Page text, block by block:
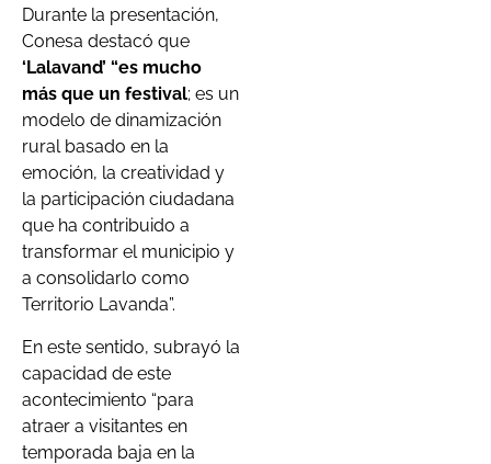
Durante la presentación,
Conesa destacó que
‘Lalavand’ “es mucho
más que un festival; es un
modelo de dinamización
rural basado en la
emoción, la creatividad y
la participación ciudadana
que ha contribuido a
transformar el municipio y
a consolidarlo como
Territorio Lavanda”.
En este sentido, subrayó la
capacidad de este
acontecimiento “para
atraer a visitantes en
temporada baja en la